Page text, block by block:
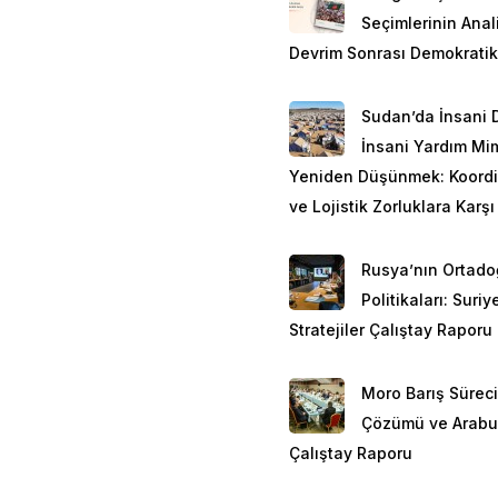
aktörlere dayalı krizin
derinden etkileme
ülkeler vesilesiyle
Bu çalışma, Pakistan ile
Taliban Pakistan’ın
Pakistan-Afganistan
Kabileler Bölgesi Ve
İngilizlerin Afganistan’ı
operasyonunda askerî
İngiltere ile Afganistan
hâkimiyetine geçmiş,
gelişme aynı zamanda
Seçimlerinin
Devrim Sonrası
Sudan’da İnsani
İnsani Yardım
Yeniden Düşünmek:
ve Lojistik Zorluklara
Rusya’nın
Politikaları:
Stratejiler Çalıştay Raporu
Moro Barış
Çözümü ve
Çalıştay Raporu